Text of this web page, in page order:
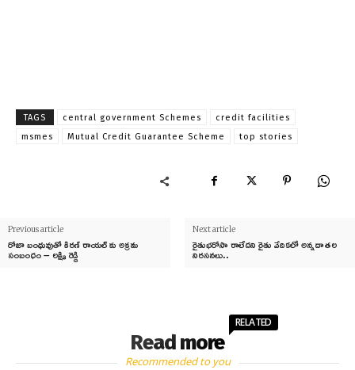
TAGS central government Schemes
credit facilities
msmes
Mutual Credit Guarantee Scheme top stories
Previous article
రోజా బంధువుతో కిరణ్ రాయల్ కు అక్రమ
సంబంధం – లక్ష్మి రెడ్డి
Next article
రైతుభరోసా రాలేదని రైతు వేదికలో అన్నదాతల
నిరసనలు..
Read more
RELATED
Recommended to you